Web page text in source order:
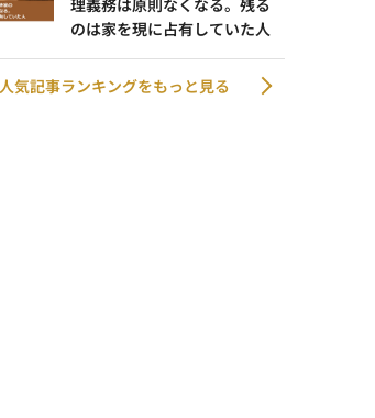
のは家を現に占有していた人
人気記事ランキングをもっと見る